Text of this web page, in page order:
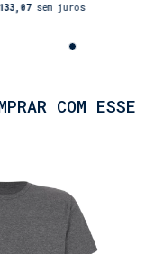
sem juros
COM ESSE